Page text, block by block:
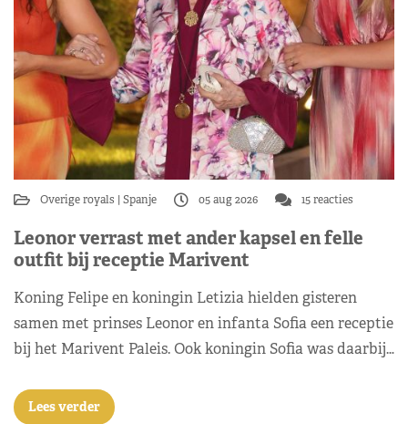
Overige royals Spanje 05 aug 2026 15 reacties
Leonor verrast met ander kapsel en felle
outfit bij receptie Marivent
Koning Felipe en koningin Letizia hielden gisteren
samen met prinses Leonor en infanta Sofia een receptie
bij het Marivent Paleis. Ook koningin Sofia was daarbij…
Lees verder